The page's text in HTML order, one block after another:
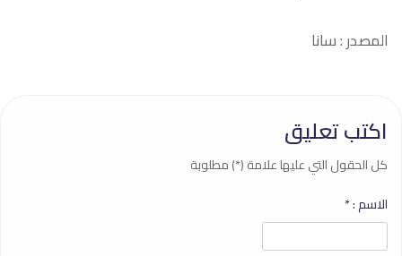
المصدر : سانا
اكتب تعليق
كل الحقول التي عليها علامة (*) مطلوبة
الاسم :*